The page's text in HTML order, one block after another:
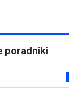
poradniki